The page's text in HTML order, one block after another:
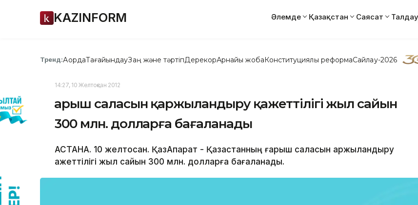
KAZINFORM Әлемде Қазақстан Саясат Талдау
Тренд:АқордаТағайындауЗаң және тәртіпДерекқорАрнайы жобаКонституциялық реформаСайлау-2026
14:27, 10 Желтоқсан 2012
Ғарыш саласын қаржыландыру қажеттілігі жыл сайын
300 млн. долларға бағаланады
АСТАНА. 10 желтоқсан. ҚазАқпарат - Қазақстанның ғарыш саласын қаржыландыру
қажеттілігі жыл сайын 300 млн. долларға бағаланады.